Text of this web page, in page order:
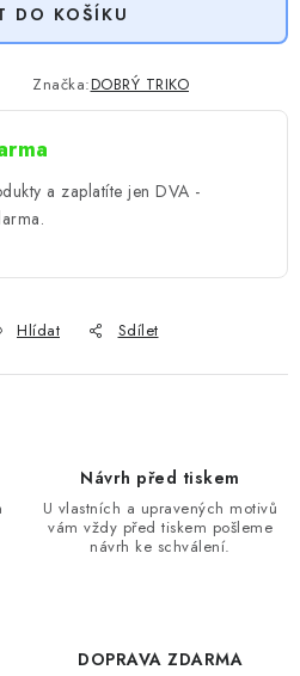
DO KOŠÍKU
Značka:DOBRÝ TRIKO
a zaplatíte jen DVA -
Hlídat Sdílet
Návrh před tiskem
U vlastních a upravených motivů
vám vždy před tiskem pošleme
návrh ke schválení.
DOPRAVA ZDARMA